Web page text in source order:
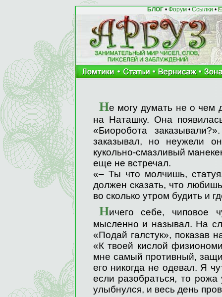
БЛОГ• Форум• Ссылки •
Не могу думать не о чем
на Наташку. Она
«Биоробота
заказывал, но неужели
кукольно-смазливый
еще не встречал.
«– Ты что молчишь,
должен сказать, что
во сколько утром будить и
Ничего себе, чиповое
мысленно и называл. На
«Подай галстук», показав
«К твоей кислой
мне самый противный,
его никогда не одевал. Я
если разобраться, то
улыбнулся, и весь день